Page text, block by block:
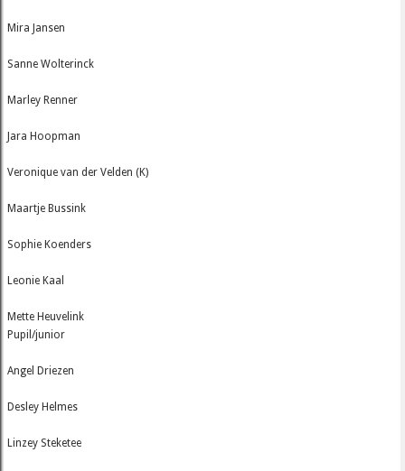
Mira Jansen
Sanne Wolterinck
Marley Renner
Jara Hoopman
Veronique van der Velden (K)
Maartje Bussink
Sophie Koenders
Leonie Kaal
Mette Heuvelink
Pupil/junior
Angel Driezen
Desley Helmes
Linzey Steketee